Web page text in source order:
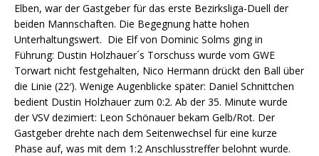
Elben, war der Gastgeber für das erste Bezirksliga-Duell der
beiden Mannschaften. Die Begegnung hatte hohen
Unterhaltungswert. Die Elf von Dominic Solms ging in
Führung: Dustin Holzhauer´s Torschuss wurde vom GWE
Torwart nicht festgehalten, Nico Hermann drückt den Ball über
die Linie (22′). Wenige Augenblicke später: Daniel Schnittchen
bedient Dustin Holzhauer zum 0:2. Ab der 35. Minute wurde
der VSV dezimiert: Leon Schönauer bekam Gelb/Rot. Der
Gastgeber drehte nach dem Seitenwechsel für eine kurze
Phase auf, was mit dem 1:2 Anschlusstreffer belohnt wurde.